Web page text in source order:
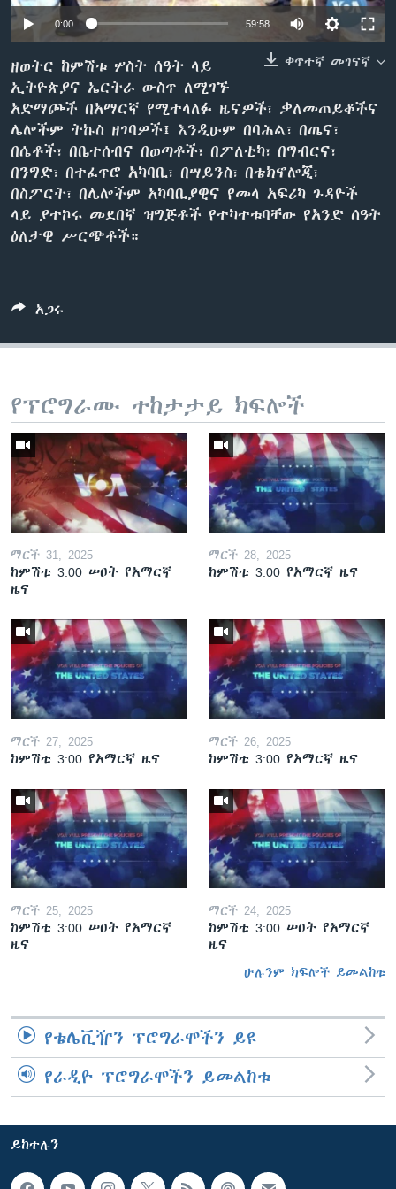
ቋንቋዎች
0:00 59:58
ቀጥተኛ መገናኛ
ዘወትር ከምሽቱ ሦስት ሰዓት ላይ
ኢትዮጵያና ኤርትራ ውስጥ ለሚገኙ
አድማጮች በአማርኛ የሚተላለፉ ዜናዎች፣ ቃለመጠይቆችና
ሌሎችም ትኩስ ዘገባዎች፤ እንዲሁም በባሕል፣ በጤና፣
በሴቶች፣ በቤተሰብና በወጣቶች፣ በፖለቲካ፣ በግብርና፣
በንግድ፣ በተፈጥሮ አካባቢ፣ በሣይንስ፣ በቴክኖሎጂ፣
በስፖርት፣ በሌሎችም አካባቢያዊና የመላ አፍሪካ ጉዳዮች
ላይ ያተኮሩ መደበኛ ዝግጅቶች የተካተቱባቸው የአንድ ሰዓት
ዕለታዊ ሥርጭቶች።
አጋሩ
የፕሮግራሙ ተከታታይ ክፍሎች
ማርች 31, 2025
ከምሽቱ 3:00 ሠዐት የአማርኛ
ዜና
ማርች 28, 2025
ከምሽቱ 3:00 የአማርኛ ዜና
ማርች 27, 2025
ከምሽቱ 3:00 የአማርኛ ዜና
ማርች 26, 2025
ከምሽቱ 3:00 የአማርኛ ዜና
ማርች 25, 2025
ከምሽቱ 3:00 ሠዐት የአማርኛ
ዜና
ማርች 24, 2025
ከምሽቱ 3:00 ሠዐት የአማርኛ
ዜና
ሁሉንም ክፍሎች ይመልከቱ
የቴሌቪዥን ፕሮግራሞችን ይዩ
የራዲዮ ፕሮግራሞችን ይመልከቱ
ይከተሉን